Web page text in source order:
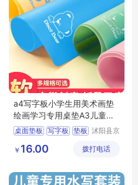
a4写字板小学生用美术画垫
绘画学习专用桌垫A3儿童写
字画画手工桌
桌面垫板 写字板 垫板 沭阳县京
心
￥ 16.00 拨打电话